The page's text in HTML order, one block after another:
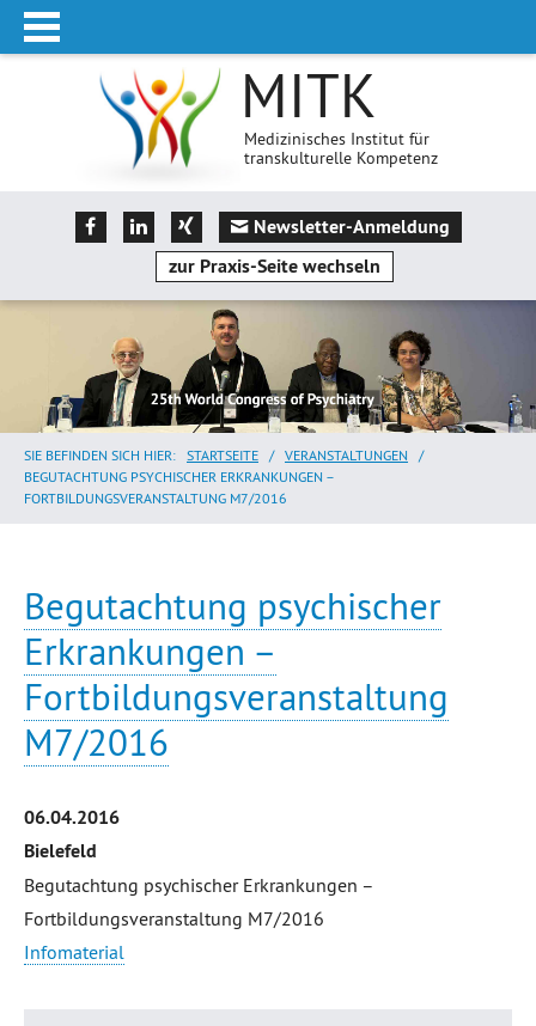
MITK
Medizinisches Institut für
transkulturelle Kompetenz
Newsletter-Anmeldung
zur Praxis-Seite wechseln
SIE BEFINDEN SICH HIER: STARTSEITE / VERANSTALTUNGEN /
BEGUTACHTUNG PSYCHISCHER ERKRANKUNGEN –
FORTBILDUNGSVERANSTALTUNG M7/2016
Begutachtung psychischer
Erkrankungen –
Fortbildungsveranstaltung
M7/2016
06.04.2016
Bielefeld
Begutachtung psychischer Erkrankungen –
Fortbildungsveranstaltung M7/2016
Infomaterial